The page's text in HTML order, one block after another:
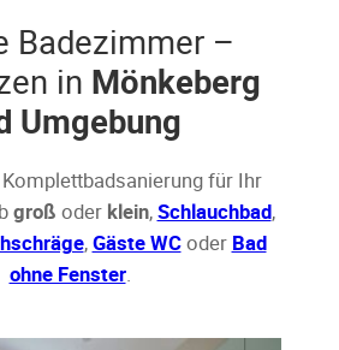
Badezimmer –
in Mönkeberg
Umgebung
für Ihr
groß oder klein,Schlauchbad,
,Gäste WCoder Bad
ohne Fenster.